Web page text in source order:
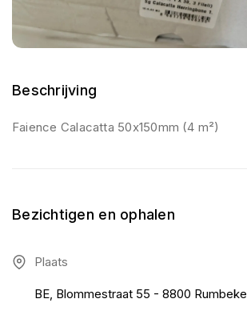
Beschrijving
Faience Calacatta 50x150mm (4 m²)
Bezichtigen en ophalen
Plaats
BE, Blommestraat 55 - 8800 Rumbeke